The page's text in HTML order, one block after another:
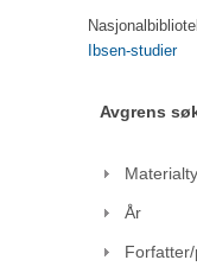
Ibsen-studier
Avgrens
År